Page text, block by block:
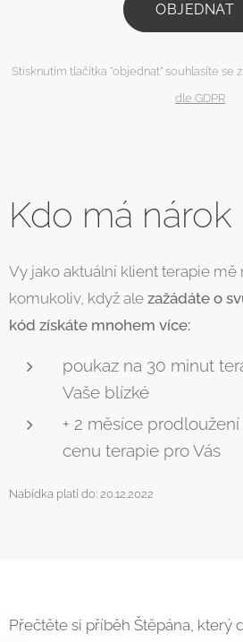
OBJEDNAT
Stisknutím tlačítka "objednat" souhlasíte se
dle GDPR
Kdo má nárok
Vy jako aktuální klient terapie
komukoliv, když ale zažádáte o
kód získáte mnohem více:
poukaz na 30 minut
Vaše blízké
+ 2 měsíce
cenu terapie pro Vás
Nabídka platí do: 20.12.2022
Přečtěte si příběh Štěpána, který